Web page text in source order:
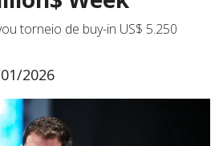
torneio de buy-in US$ 5.250
2026